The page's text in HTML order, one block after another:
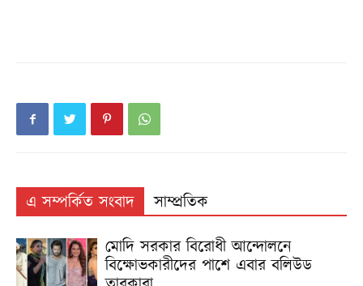
এ সম্পর্কিত সংবাদ
সাম্প্রতিক
মোদি সরকার বিরোধী আন্দোলনে
বিক্ষোভকারীদের পাশে এবার বলিউড